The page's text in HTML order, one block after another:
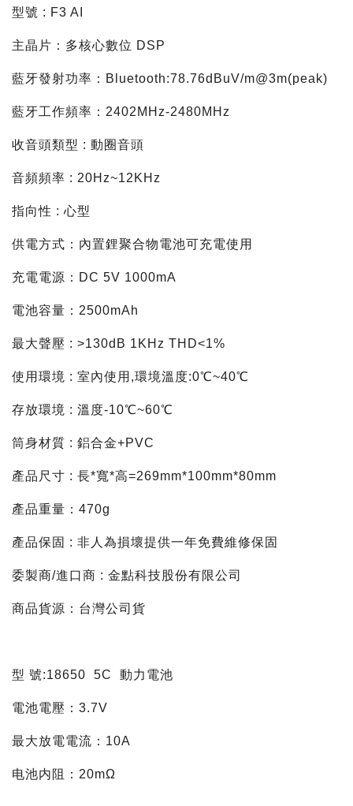
型號 : F3 AI
主晶片：多核心數位 DSP
藍牙發射功率：Bluetooth:78.76dBuV/m@3m(peak)
藍牙工作頻率：2402MHz-2480MHz
收音頭類型 : 動圈音頭
音頻頻率 : 20Hz~12KHz
指向性 : 心型
供電方式：內置鋰聚合物電池可充電使用
充電電源：DC 5V 1000mA
電池容量：2500mAh
最大聲壓 : >130dB 1KHz THD<1%
使用環境 : 室內使用,環境溫度:0℃~40℃
存放環境 : 溫度-10℃~60℃
筒身材質 : 鋁合金+PVC
產品尺寸 : 長*寬*高=269mm*100mm*80mm
產品重量：470g
產品保固 : 非人為損壞提供一年免費維修保固
委製商/進口商 : 金點科技股份有限公司
商品貨源：台灣公司貨
型 號:18650 5C 動力電池
電池電壓：3.7V
最大放電電流：10A
电池内阻：20mΩ